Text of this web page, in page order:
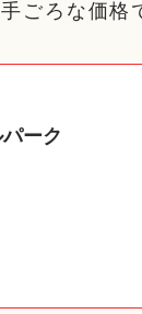
ごろな価格
ーク